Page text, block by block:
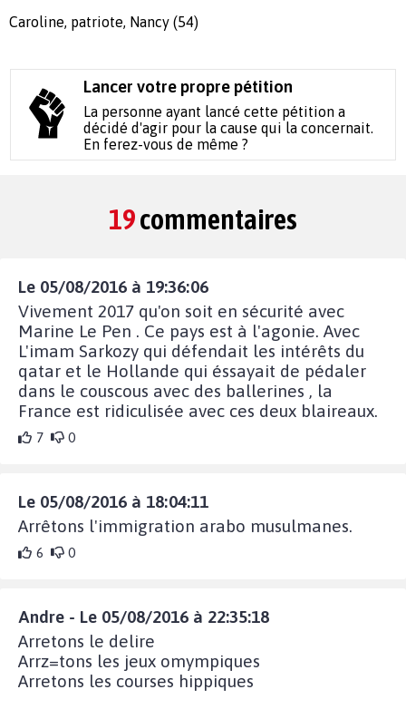
Caroline, patriote, Nancy (54)
Lancer votre propre pétition
La personne ayant lancé cette pétition a
décidé d'agir pour la cause qui la concernait.
En ferez-vous de même ?
19commentaires
Le 05/08/2016 à 19:36:06
Vivement 2017 qu'on soit en sécurité avec
Marine Le Pen . Ce pays est à l'agonie. Avec
L'imam Sarkozy qui défendait les intérêts du
qatar et le Hollande qui éssayait de pédaler
dans le couscous avec des ballerines , la
France est ridiculisée avec ces deux blaireaux.
7 0
Le 05/08/2016 à 18:04:11
Arrêtons l'immigration arabo musulmanes.
6 0
Andre - Le 05/08/2016 à 22:35:18
Arretons le delire
Arrz=tons les jeux omympiques
Arretons les courses hippiques